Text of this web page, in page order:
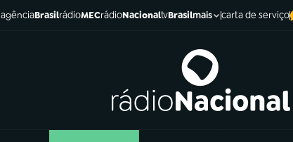
agênciaBrasilrádioMECrádioNacionaltvBrasilmais carta de serviço